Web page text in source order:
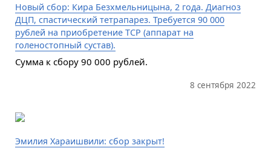
Новый сбор: Кира Безхмельницына, 2 года. Диагноз
ДЦП, спастический тетрапарез. Требуется 90 000
рублей на приобретение ТСР (аппарат на
голеностопный сустав).
Сумма к сбору 90 000 рублей.
8 сентября 2022
Эмилия Хараишвили: сбор закрыт!